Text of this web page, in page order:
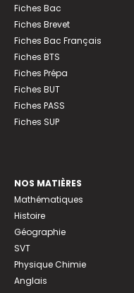
Fiches Bac
Fiches Brevet
Fiches Bac Français
Fiches BTS
Fiches Prépa
Fiches BUT
Fiches PASS
Fiches SUP
NOS MATIÈRES
Mathématiques
Histoire
Géographie
SVT
Physique Chimie
Anglais